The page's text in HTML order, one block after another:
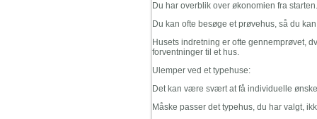
Du har overblik over økonomien fra starten.
Du kan ofte besøge et prøvehus, så du
Husets indretning er ofte gennemprøvet,
forventninger til et hus.
Ulemper ved et typehuse:
Det kan være svært at få individuelle
Måske passer det typehus, du har valgt,